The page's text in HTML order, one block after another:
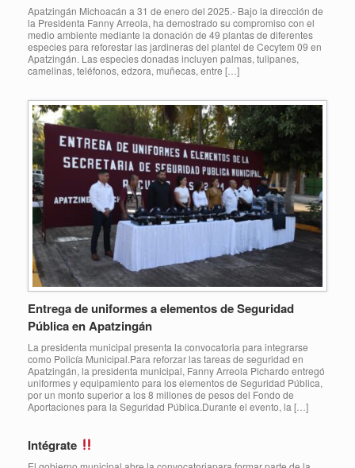
Apatzingán Michoacán a 31 de enero del 2025.- Bajo la dirección de
la Presidenta Fanny Arreola, ha demostrado su compromiso con el
medio ambiente mediante la donación de 49 plantas de diferentes
especies para reforestar las jardineras del plantel de Cecytem 09 en
Apatzingán. Las especies donadas incluyen palmas, tulipanes,
camelinas, teléfonos, edzora, muñecas, entre […]
Entrega de uniformes a elementos de Seguridad
Pública en Apatzingán
La presidenta municipal presenta la convocatoria para integrarse
como Policía Municipal.Para reforzar las tareas de seguridad en
Apatzingán, la presidenta municipal, Fanny Arreola Pichardo entregó
uniformes y equipamiento para los elementos de Seguridad Pública,
por un monto superior a los 8 millones de pesos del Fondo de
Aportaciones para la Seguridad Pública.Durante el evento, la […]
Intégrate